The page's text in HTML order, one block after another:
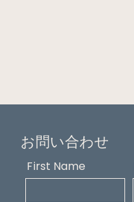
お問い合わせ
First Name